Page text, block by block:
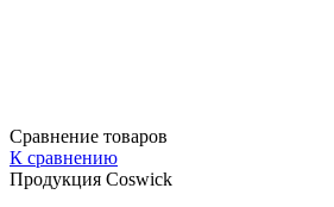
Сравнение товаров
К сравнению
Продукция Coswick